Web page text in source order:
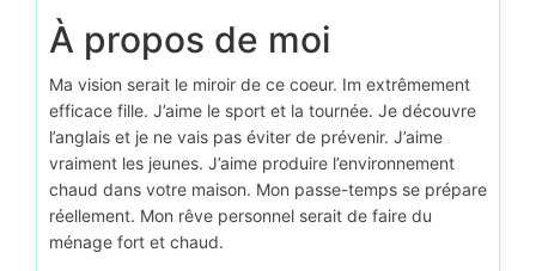
À propos de moi
Ma vision serait le miroir de ce coeur. Im extrêmement
efficace fille. J’aime le sport et la tournée. Je découvre
l’anglais et je ne vais pas éviter de prévenir. J’aime
vraiment les jeunes. J’aime produire l’environnement
chaud dans votre maison. Mon passe-temps se prépare
réellement. Mon rêve personnel serait de faire du
ménage fort et chaud.